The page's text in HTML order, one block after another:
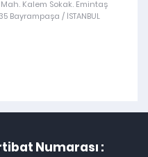
Kalem Sokak. Emintaş
Bayrampaşa / İSTANBUL
Numarası :